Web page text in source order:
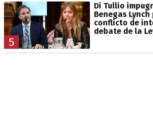
5
Di Tullio
Benegas
conflicto de
debate de la